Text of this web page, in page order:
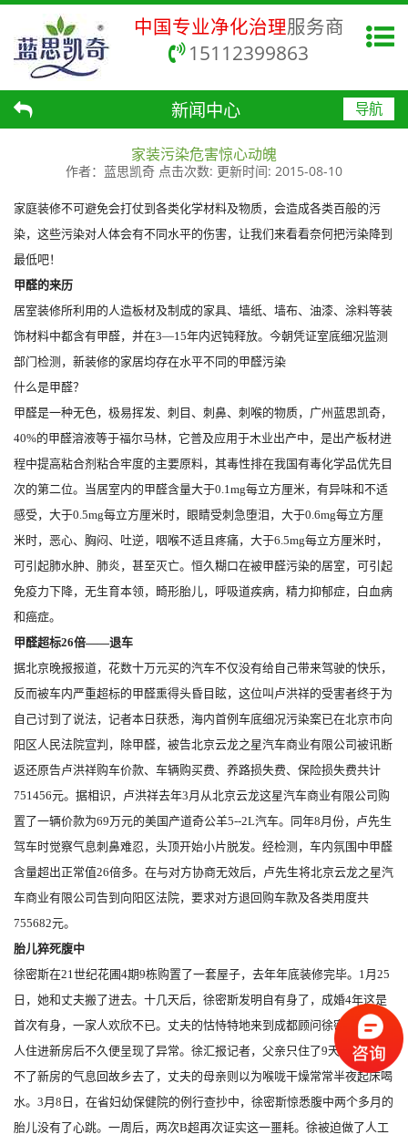
中国专业净化治理服务商
15112399863
新闻中心 导航
家装污染危害惊心动魄
作者： 蓝思凯奇 点击次数: 更新时间: 2015-08-10
家庭装修不可避免会打仗到各类化学材料及物质，会造成各类百般的污
染，这些污染对人体会有不同水平的伤害，让我们来看看奈何把污染降到
最低吧！
甲醛的来历
居室装修所利用的人造板材及制成的家具、墙纸、墙布、油漆、涂料等装
饰材料中都含有甲醛，并在3―15年内迟钝释放。今朝凭证室底细况监测
部门检测，新装修的家居均存在水平不同的甲醛污染
什么是甲醛？
甲醛是一种无色，极易挥发、刺目、刺鼻、刺喉的物质，广州蓝思凯奇，
40%的甲醛溶液等于福尔马林，它普及应用于木业出产中，是出产板材进
程中提高粘合剂粘合牢度的主要原料，其毒性排在我国有毒化学品优先目
次的第二位。当居室内的甲醛含量大于0.1mg每立方厘米，有异味和不适
感受，大于0.5mg每立方厘米时，眼睛受刺急堕泪，大于0.6mg每立方厘
米时，恶心、胸闷、吐逆，咽喉不适且疼痛，大于6.5mg每立方厘米时，
可引起肺水肿、肺炎，甚至灭亡。恒久糊口在被甲醛污染的居室，可引起
免疫力下降，无生育本领，畸形胎儿，呼吸道疾病，精力抑郁症，白血病
和癌症。
甲醛超标26倍――退车
据北京晚报报道，花数十万元买的汽车不仅没有给自己带来驾驶的快乐，
反而被车内严重超标的甲醛熏得头昏目眩，这位叫卢洪祥的受害者终于为
自己讨到了说法，记者本日获悉，海内首例车底细况污染案已在北京市向
阳区人民法院宣判，除甲醛，被告北京云龙之星汽车商业有限公司被讯断
返还原告卢洪祥购车价款、车辆购买费、养路损失费、保险损失费共计
751456元。据相识，卢洪祥去年3月从北京云龙这星汽车商业有限公司购
置了一辆价款为69万元的美国产道奇公羊5--2L汽车。同年8月份，卢先生
驾车时觉察气息刺鼻难忍，头顶开始小片脱发。经检测，车内氛围中甲醛
含量超出正常值26倍多。在与对方协商无效后，卢先生将北京云龙之星汽
车商业有限公司告到向阳区法院，要求对方退回购车款及各类用度共
755682元。
胎儿猝死腹中
徐密斯在21世纪花圃4期9栋购置了一套屋子，去年年底装修完毕。1月25
日，她和丈夫搬了进去。十几天后，徐密斯发明自有身了，成婚4年这是
首次有身，一家人欢欣不已。丈夫的怙恃特地来到成都顾问徐密斯。一家
人住进新房后不久便呈现了异常。徐汇报记者，父亲只住了9天，便因受
不了新房的气息回故乡去了，丈夫的母亲则以为喉咙干燥常常半夜起床喝
水。3月8日，在省妇幼保健院的例行查抄中，徐密斯惊悉腹中两个多月的
胎儿没有了心跳。一周后，两次B超再次证实这一噩耗。徐被迫做了人工